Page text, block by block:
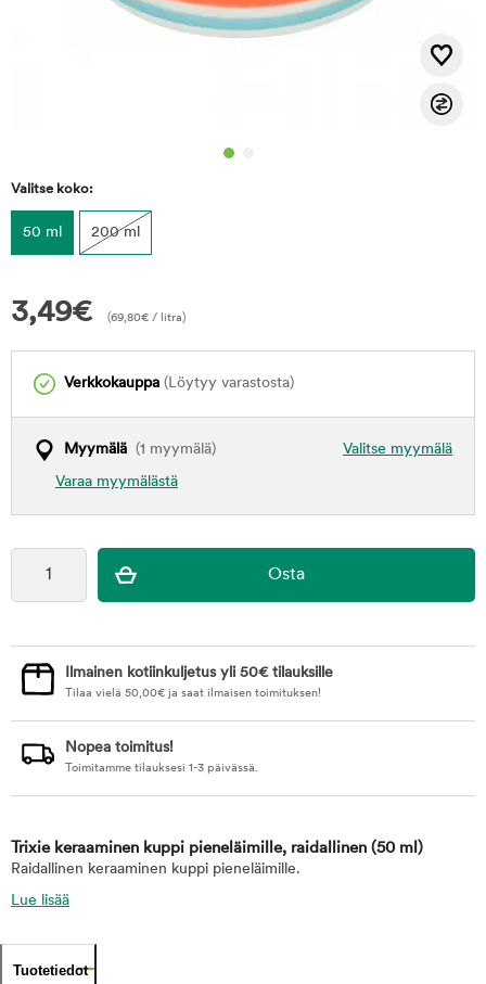
Valitse koko:
50 ml 200 ml
3,49€ (69,80€ / litra)
Verkkokauppa (Löytyy varastosta)
Valitse myymälä
Myymälä (1 myymälä)
Varaa myymälästä
Ilmainen kotiinkuljetus yli 50€ tilauksille
Tilaa vielä 50,00€ ja saat ilmaisen toimituksen!
Nopea toimitus!
Toimitamme tilauksesi 1-3 päivässä.
Trixie keraaminen kuppi pieneläimille, raidallinen (50 ml)
Raidallinen keraaminen kuppi pieneläimille.
Lue lisää
Tuotetiedot